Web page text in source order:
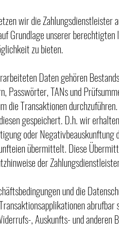
wir die
Grundlage unserer
zu bieten.
Daten gehören
Passwörter, TANs und
die Transaktionen
gespeichert. D.h. wir
oder
übermittelt. Diese
der
und die
, Auskunfts- und anderen